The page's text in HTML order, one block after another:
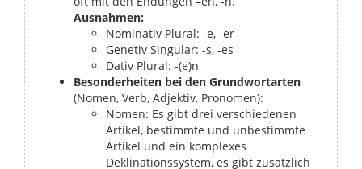
Ausnahmen:
Nominativ Plural: -e, -er
Genetiv Singular: -s, -es
Dativ Plural: -(e)n
Besonderheiten bei den Grundwortarten
(Nomen, Verb, Adjektiv, Pronomen):
Nomen: Es gibt drei verschiedenen
Artikel, bestimmte und unbestimmte
Artikel und ein komplexes
Deklinationssystem, es gibt zusätzlich